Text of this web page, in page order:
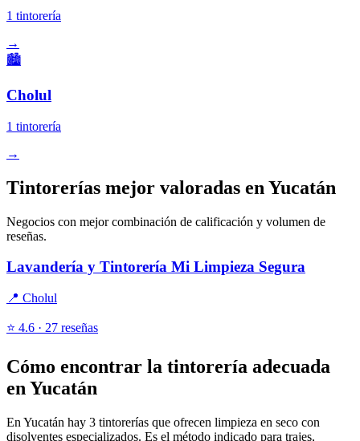
1 tintorería
→
🏙️
Cholul
1 tintorería
→
Tintorerías mejor valoradas en Yucatán
Negocios con mejor combinación de calificación y volumen de
reseñas.
Lavandería y Tintorería Mi Limpieza Segura
📍 Cholul
⭐ 4.6 · 27 reseñas
Cómo encontrar la tintorería adecuada
en Yucatán
En Yucatán hay 3 tintorerías que ofrecen limpieza en seco con
disolventes especializados. Es el método indicado para trajes,